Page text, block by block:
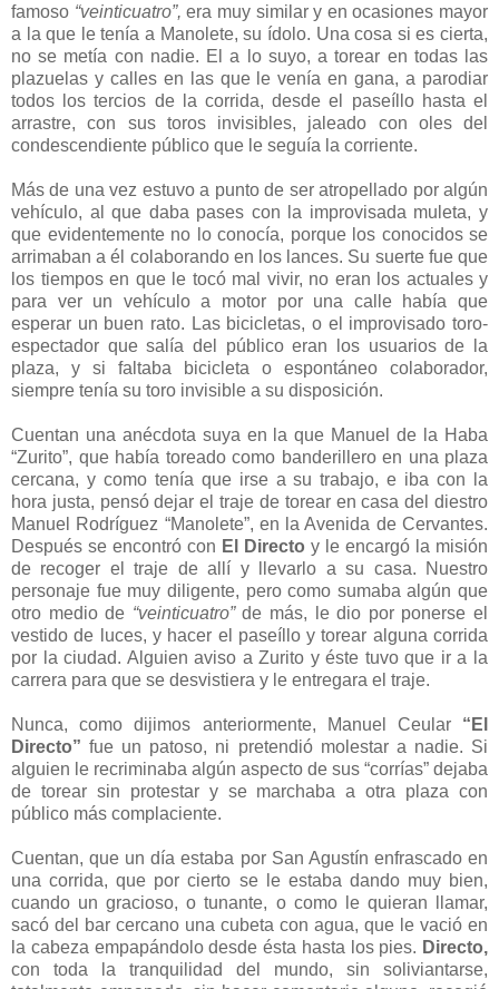
famoso “veinticuatro”, era muy similar y en ocasiones mayor
a la que le tenía a Manolete, su ídolo. Una cosa si es cierta,
no se metía con nadie. El a lo suyo, a torear en todas las
plazuelas y calles en las que le venía en gana, a parodiar
todos los tercios de la corrida, desde el paseíllo hasta el
arrastre, con sus toros invisibles, jaleado con oles del
condescendiente público que le seguía la corriente.
Más de una vez estuvo a punto de ser atropellado por algún
vehículo, al que daba pases con la improvisada muleta, y
que evidentemente no lo conocía, porque los conocidos se
arrimaban a él colaborando en los lances. Su suerte fue que
los tiempos en que le tocó mal vivir, no eran los actuales y
para ver un vehículo a motor por una calle había que
esperar un buen rato. Las bicicletas, o el improvisado toro-
espectador que salía del público eran los usuarios de la
plaza, y si faltaba bicicleta o espontáneo colaborador,
siempre tenía su toro invisible a su disposición.
Cuentan una anécdota suya en la que Manuel de la Haba
“Zurito”, que había toreado como banderillero en una plaza
cercana, y como tenía que irse a su trabajo, e iba con la
hora justa, pensó dejar el traje de torear en casa del diestro
Manuel Rodríguez “Manolete”, en la Avenida de Cervantes.
Después se encontró con El Directo y le encargó la misión
de recoger el traje de allí y llevarlo a su casa. Nuestro
personaje fue muy diligente, pero como sumaba algún que
otro medio de “veinticuatro”de más, le dio por ponerse el
vestido de luces, y hacer el paseíllo y torear alguna corrida
por la ciudad. Alguien aviso a Zurito y éste tuvo que ir a la
carrera para que se desvistiera y le entregara el traje.
Nunca, como dijimos anteriormente, Manuel Ceular “El
Directo” fue un patoso, ni pretendió molestar a nadie. Si
alguien le recriminaba algún aspecto de sus “corrías” dejaba
de torear sin protestar y se marchaba a otra plaza con
público más complaciente.
Cuentan, que un día estaba por San Agustín enfrascado en
una corrida, que por cierto se le estaba dando muy bien,
cuando un gracioso, o tunante, o como le quieran llamar,
sacó del bar cercano una cubeta con agua, que le vació en
la cabeza empapándolo desde ésta hasta los pies. Directo,
con toda la tranquilidad del mundo, sin soliviantarse,